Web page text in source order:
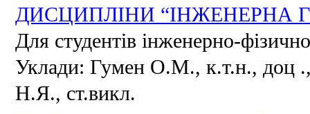
ДИСЦИПЛІНИ “ІНЖЕНЕРНА
Для студентів інженерно-
Уклади: Гумен О.М., к.т.н., доц
Н.Я., ст.викл.